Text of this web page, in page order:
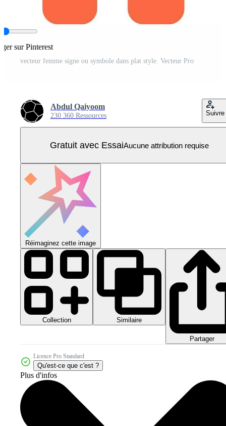
sur Pinterest
vecteur femme signe ou symbole dans plat style. Vecteur Pro
Abdul Qaiyoom
230 360 Ressources Suivre
Gratuit avec EssaiAucune attribution requise
Réimaginez cette image
Collection Similaire
Partager
Licence Pro Standard
Qu'est-ce que c'est ?
Plus d'infos